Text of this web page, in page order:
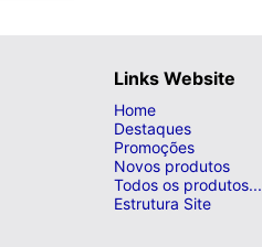
Links Website
Home
Destaques
Promoções
Novos produtos
Todos os produtos...
Estrutura Site